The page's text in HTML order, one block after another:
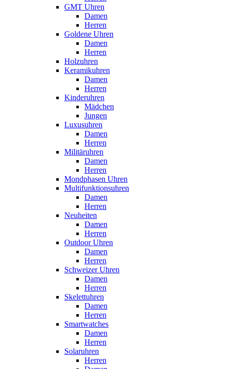
GMT Uhren
Damen
Herren
Goldene Uhren
Damen
Herren
Holzuhren
Keramikuhren
Damen
Herren
Kinderuhren
Mädchen
Jungen
Luxusuhren
Damen
Herren
Militäruhren
Damen
Herren
Mondphasen Uhren
Multifunktionsuhren
Damen
Herren
Neuheiten
Damen
Herren
Outdoor Uhren
Damen
Herren
Schweizer Uhren
Damen
Herren
Skelettuhren
Damen
Herren
Smartwatches
Damen
Herren
Solaruhren
Herren